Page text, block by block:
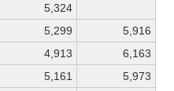
5,324
5,299
5,916
4,913
6,163
5,161 5,973